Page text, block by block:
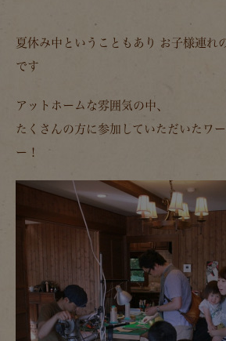
夏休み中ということもあり お子様連れ
です
アットホームな雰囲気の中、
たくさんの方に参加していただいたワ
ー！